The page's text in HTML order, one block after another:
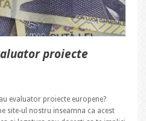
proiecte
evaluator proiecte europene?
site-ul nostru inseamna ca acest